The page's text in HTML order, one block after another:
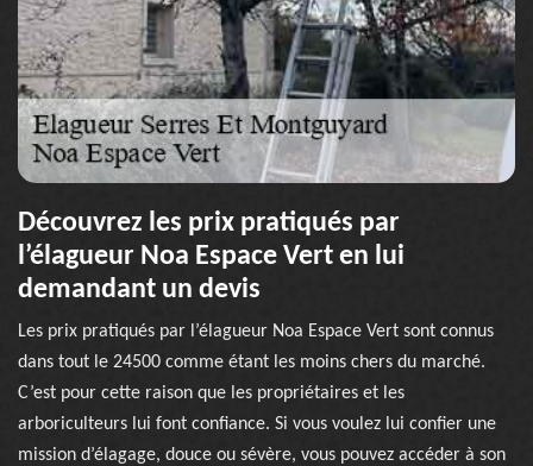
Découvrez les prix pratiqués par
l’élagueur Noa Espace Vert en lui
demandant un devis
Les prix pratiqués par l’élagueur Noa Espace Vert sont connus
dans tout le 24500 comme étant les moins chers du marché.
C’est pour cette raison que les propriétaires et les
arboriculteurs lui font confiance. Si vous voulez lui confier une
mission d’élagage, douce ou sévère, vous pouvez accéder à son